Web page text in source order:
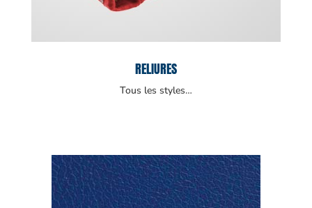
RELIURES
Tous les styles…